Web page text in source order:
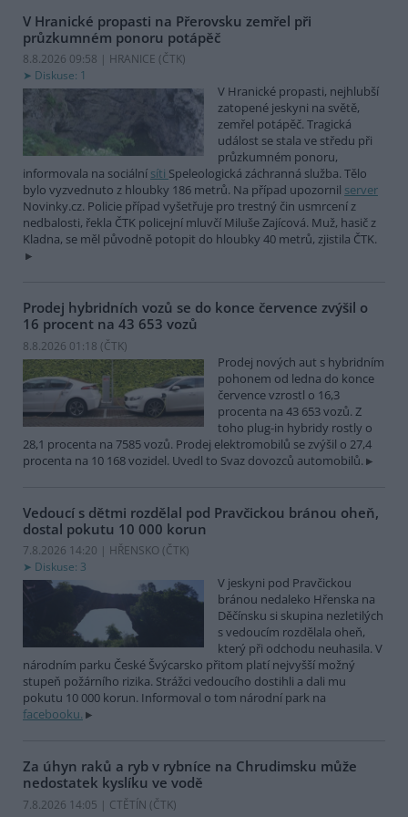
V Hranické propasti na Přerovsku zemřel při
průzkumném ponoru potápěč
8.8.2026 09:58 | HRANICE (ČTK)
Diskuse: 1
V Hranické propasti, nejhlubší
zatopené jeskyni na světě,
zemřel potápěč. Tragická
událost se stala ve středu při
průzkumném ponoru,
informovala na sociální síti Speleologická záchranná služba. Tělo
bylo vyzvednuto z hloubky 186 metrů. Na případ upozornil server
Novinky.cz. Policie případ vyšetřuje pro trestný čin usmrcení z
nedbalosti, řekla ČTK policejní mluvčí Miluše Zajícová. Muž, hasič z
Kladna, se měl původně potopit do hloubky 40 metrů, zjistila ČTK.
Prodej hybridních vozů se do konce července zvýšil o
16 procent na 43 653 vozů
8.8.2026 01:18 (ČTK)
Prodej nových aut s hybridním
pohonem od ledna do konce
července vzrostl o 16,3
procenta na 43 653 vozů. Z
toho plug-in hybridy rostly o
28,1 procenta na 7585 vozů. Prodej elektromobilů se zvýšil o 27,4
procenta na 10 168 vozidel. Uvedl to Svaz dovozců automobilů.
Vedoucí s dětmi rozdělal pod Pravčickou bránou oheň,
dostal pokutu 10 000 korun
7.8.2026 14:20 | HŘENSKO (ČTK)
Diskuse: 3
V jeskyni pod Pravčickou
bránou nedaleko Hřenska na
Děčínsku si skupina nezletilých
s vedoucím rozdělala oheň,
který při odchodu neuhasila. V
národním parku České Švýcarsko přitom platí nejvyšší možný
stupeň požárního rizika. Strážci vedoucího dostihli a dali mu
pokutu 10 000 korun. Informoval o tom národní park na
facebooku.
Za úhyn raků a ryb v rybníce na Chrudimsku může
nedostatek kyslíku ve vodě
7.8.2026 14:05 | CTĚTÍN (ČTK)